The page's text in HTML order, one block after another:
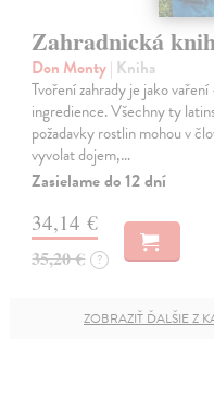
Zahradnická
Don Monty| Kniha
Tvoření zahrady je jako
ingredience. Všechny ty
požadavky rostlin mohou v
vyvolat dojem,…
Zasielame do 12 dní
34,14 €
35,20 € ?
ZOBRAZIŤ ĎALŠIE Z